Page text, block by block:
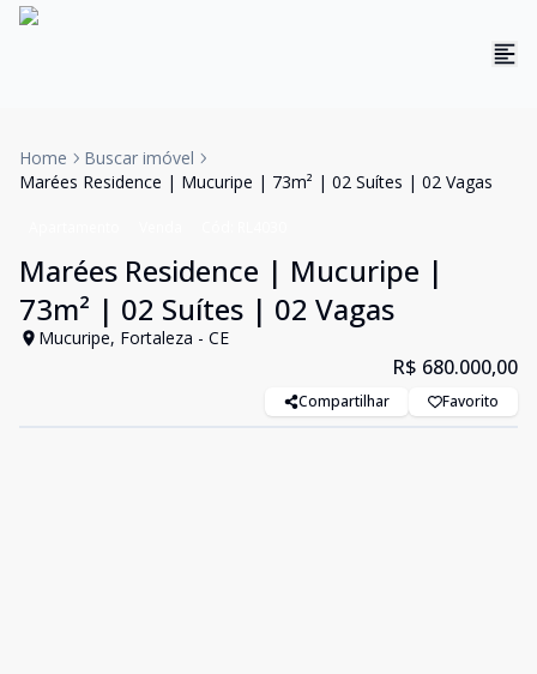
Home
Buscar imóvel
Marées Residence | Mucuripe | 73m² | 02 Suítes | 02 Vagas
Marées Residence | Mucuripe |
73m² | 02 Suítes | 02 Vagas
Mucuripe, Fortaleza - CE
R$ 680.000,00
Compartilhar Favorito